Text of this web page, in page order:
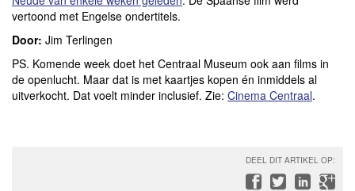
vertoond met Engelse ondertitels.
Door: Jim Terlingen
PS. Komende week doet het Centraal Museum ook aan films in
de openlucht. Maar dat is met kaartjes kopen én inmiddels al
uitverkocht. Dat voelt minder inclusief. Zie: Cinema Centraal.
DEEL DIT ARTIKEL OP: